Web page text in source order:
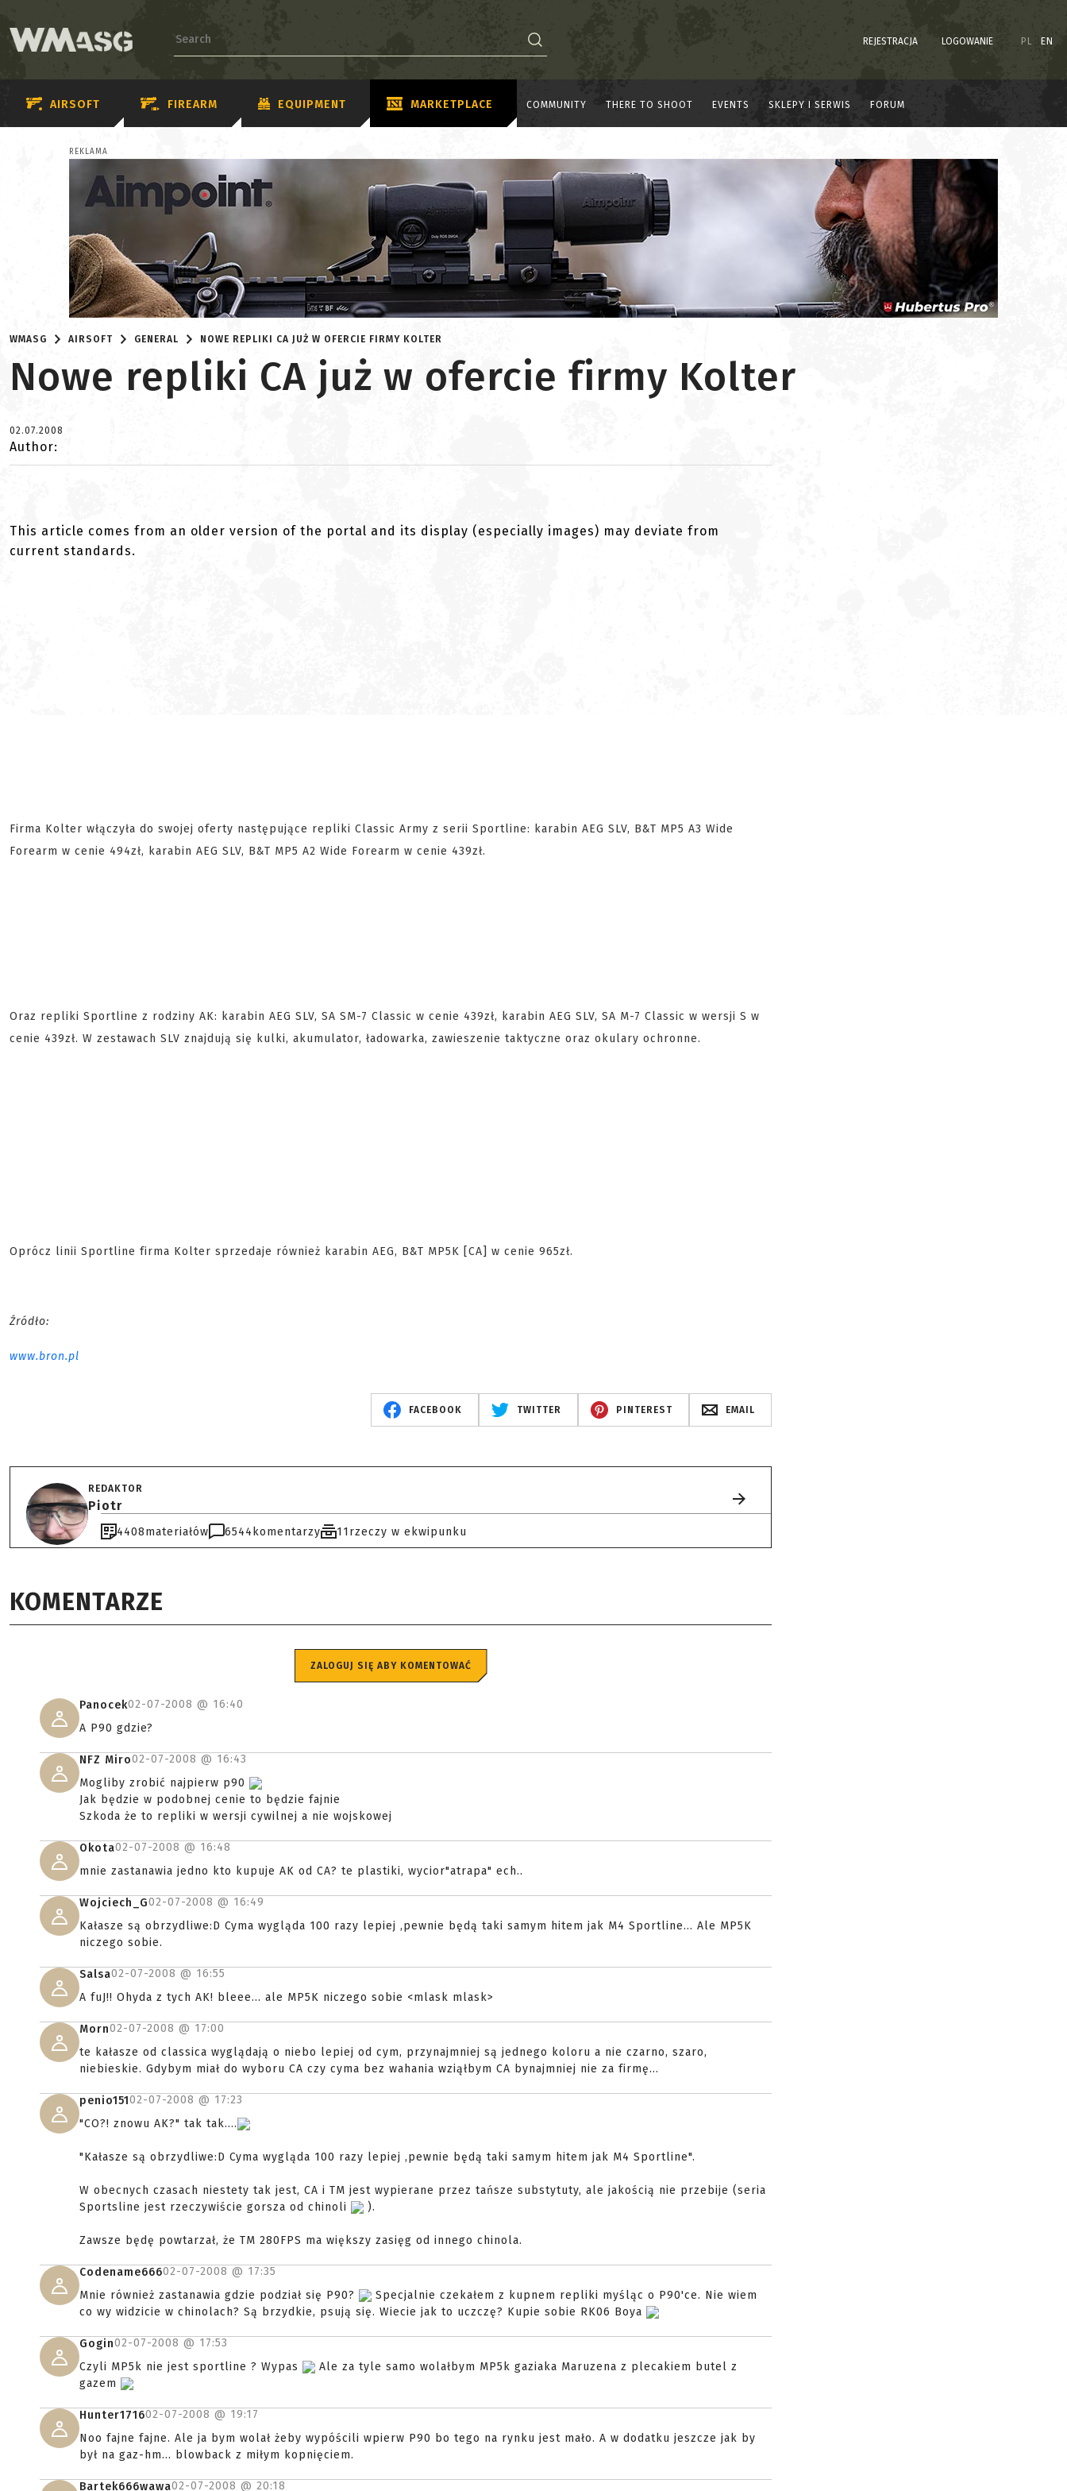
REJESTRACJA LOGOWANIE PL EN
AIRSOFT FIREARM EQUIPMENT MARKETPLACE COMMUNITY THERE TO SHOOT EVENTS SKLEPY I SERWIS FORUM
REKLAMA
WMASG AIRSOFT GENERAL NOWE REPLIKI CA JUŻ W OFERCIE FIRMY KOLTER
Nowe repliki CA już w ofercie firmy Kolter
02.07.2008
Author:
This article comes from an older version of the portal and its display (especially images) may deviate from
current standards.
Firma Kolter włączyła do swojej oferty następujące repliki Classic Army z serii Sportline: karabin AEG SLV, B&T MP5 A3 Wide
Forearm w cenie 494zł, karabin AEG SLV, B&T MP5 A2 Wide Forearm w cenie 439zł.
Oraz repliki Sportline z rodziny AK: karabin AEG SLV, SA SM-7 Classic w cenie 439zł, karabin AEG SLV, SA M-7 Classic w wersji S w
cenie 439zł. W zestawach SLV znajdują się kulki, akumulator, ładowarka, zawieszenie taktyczne oraz okulary ochronne.
Oprócz linii Sportline firma Kolter sprzedaje również karabin AEG, B&T MP5K [CA] w cenie 965zł.
Źródło:
www.bron.pl
FACEBOOK TWITTER PINTEREST EMAIL
REDAKTOR
Piotr
4408materiałów 6544 komentarzy 11rzeczy w ekwipunku
KOMENTARZE
ZALOGUJ SIĘ ABY KOMENTOWAĆ
Panocek02-07-2008 @ 16:40
A P90 gdzie?
NFZ Miro02-07-2008 @ 16:43
Mogliby zrobić najpierw p90
Jak będzie w podobnej cenie to będzie fajnie
Szkoda że to repliki w wersji cywilnej a nie wojskowej
Okota02-07-2008 @ 16:48
mnie zastanawia jedno kto kupuje AK od CA? te plastiki, wycior"atrapa" ech..
Wojciech_G02-07-2008 @ 16:49
Kałasze są obrzydliwe:D Cyma wygląda 100 razy lepiej ,pewnie będą taki samym hitem jak M4 Sportline... Ale MP5K
niczego sobie.
Salsa02-07-2008 @ 16:55
A fuJ!! Ohyda z tych AK! bleee... ale MP5K niczego sobie <mlask mlask>
Morn02-07-2008 @ 17:00
te kałasze od classica wyglądają o niebo lepiej od cym, przynajmniej są jednego koloru a nie czarno, szaro,
niebieskie. Gdybym miał do wyboru CA czy cyma bez wahania wziąłbym CA bynajmniej nie za firmę...
penio15102-07-2008 @ 17:23
"CO?! znowu AK?" tak tak....
"Kałasze są obrzydliwe:D Cyma wygląda 100 razy lepiej ,pewnie będą taki samym hitem jak M4 Sportline".
W obecnych czasach niestety tak jest, CA i TM jest wypierane przez tańsze substytuty, ale jakością nie przebije (seria
Sportsline jest rzeczywiście gorsza od chinoli
).
Zawsze będę powtarzał, że TM 280FPS ma większy zasięg od innego chinola.
Codename66602-07-2008 @ 17:35
Mnie również zastanawia gdzie podział się P90?
Specjalnie czekałem z kupnem repliki myśląc o P90'ce. Nie wiem
co wy widzicie w chinolach? Są brzydkie, psują się. Wiecie jak to uczczę? Kupie sobie RK06 Boya
Gogin02-07-2008 @ 17:53
Czyli MP5k nie jest sportline ? Wypas
Ale za tyle samo wolałbym MP5k gaziaka Maruzena z plecakiem butel z
gazem
Hunter171602-07-2008 @ 19:17
Noo fajne fajne. Ale ja bym wolał żeby wypóścili wpierw P90 bo tego na rynku jest mało. A w dodatku jeszcze jak by
był na gaz-hm... blowback z miłym kopnięciem.
Bartek666wawa02-07-2008 @ 20:18